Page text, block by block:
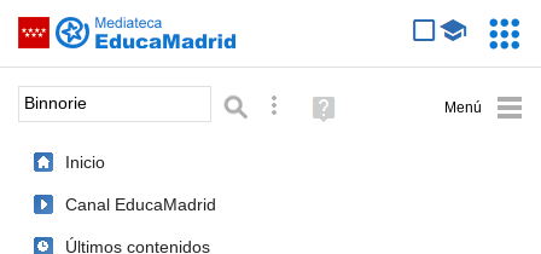
Saltar navegación
Palabra o frase: Búsqueda avanzada
Ayuda
(en
Inicio
Canal EducaMadrid
Últimos contenidos